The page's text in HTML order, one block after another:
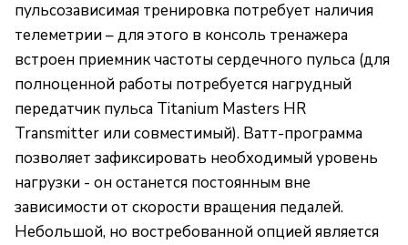
пульсозависимая тренировка потребует наличия
телеметрии – для этого в консоль тренажера
встроен приемник частоты сердечного пульса (для
полноценной работы потребуется нагрудный
передатчик пульса Titanium Masters HR
Transmitter или совместимый). Ватт-программа
позволяет зафиксировать необходимый уровень
нагрузки - он останется постоянным вне
зависимости от скорости вращения педалей.
Небольшой, но востребованной опцией является